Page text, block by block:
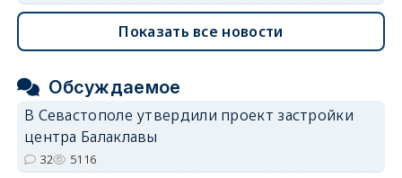
Показать все новости
Обсуждаемое
В Севастополе утвердили проект застройки
центра Балаклавы
32 5116